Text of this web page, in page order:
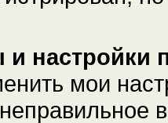
настройки
мои